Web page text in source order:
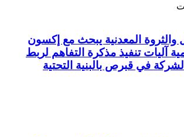
والثروة المعدنية يبحث مع إكسون
آليات تنفيذ مذكرة التفاهم لربط
في قبرص بالبنية التحتية